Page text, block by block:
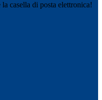
casella di posta elettronica!